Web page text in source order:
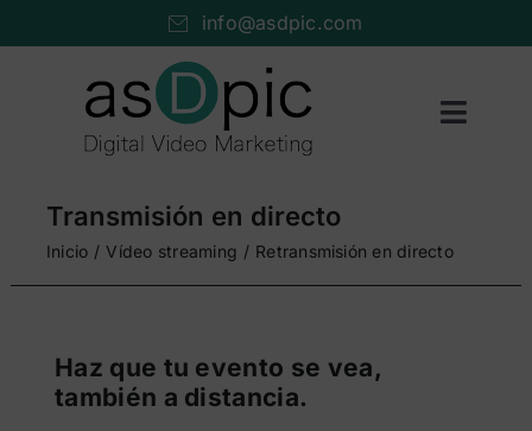
info@asdpic.com
Toggle
Producción audiovisual
Portfolio
Transmisión en directo
Inicio Vídeo streaming Retransmisión en directo
Haz que tu evento se vea,
también a distancia.